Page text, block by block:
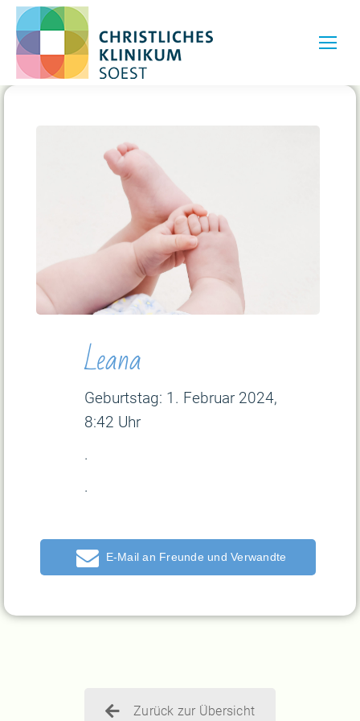
Leana
Geburtstag: 1 . Februar 2024,
8:42 Uhr
.
.
E-Mail
Zurück zur Übersicht